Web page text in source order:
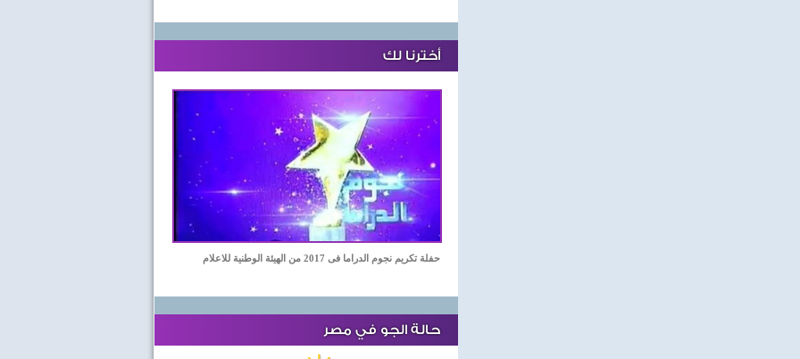
أخترنا لك
حفلة تكريم نجوم الدراما فى 2017 من الهيئة الوطنية للاعلام
حالة الجو في مصر